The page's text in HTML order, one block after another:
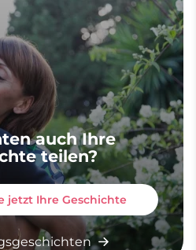
auch Ihre
teilen?
jetzt Ihre Geschichte